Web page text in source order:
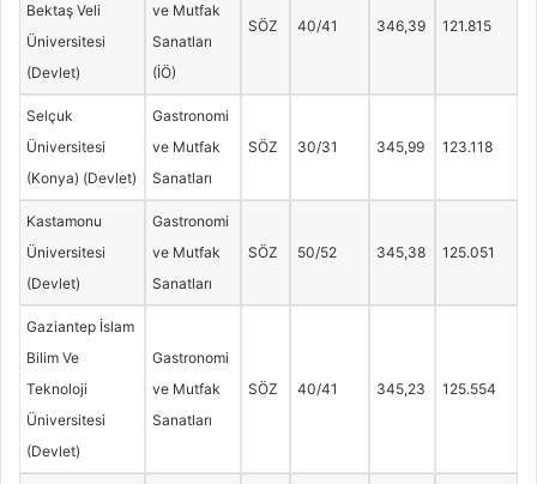
Bektaş Veli
Üniversitesi
(Devlet)
ve Mutfak
Sanatları
(İÖ)
SÖZ 40/41 346,39 121.815
Selçuk
Üniversitesi
(Konya) (Devlet)
Gastronomi
ve Mutfak
Sanatları
SÖZ 30/31 345,99 123.118
Kastamonu
Üniversitesi
(Devlet)
Gastronomi
ve Mutfak
Sanatları
SÖZ 50/52 345,38 125.051
Gaziantep İslam
Bilim Ve
Teknoloji
Üniversitesi
(Devlet)
Gastronomi
ve Mutfak
Sanatları
SÖZ 40/41 345,23 125.554